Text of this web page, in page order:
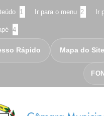
1 Ir para o menu 2 Ir
4
Rápido Mapa do Site